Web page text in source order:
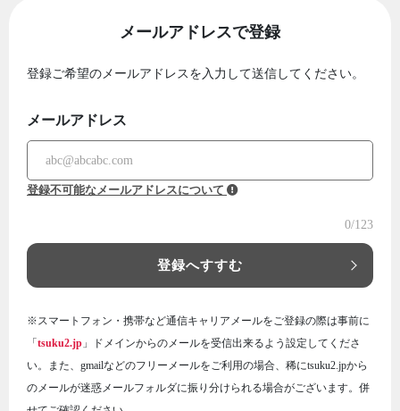
メールアドレスで登録
登録ご希望のメールアドレスを入力して送信してください。
メールアドレス
登録不可能なメールアドレスについて
0/123
登録へすすむ
※スマートフォン・携帯など通信キャリアメールをご登録の際は事前に
「 tsuku2.jp 」ドメインからのメールを受信出来るよう設定してくださ
い。また、gmailなどのフリーメールをご利用の場合、稀にtsuku2.jpから
のメールが迷惑メールフォルダに振り分けられる場合がございます。併